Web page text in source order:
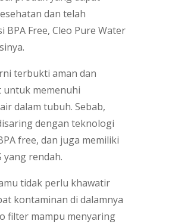
dan telah
BPA Free, Cleo Pure Water
terbukti aman dan
untuk memenuhi
dalam tubuh. Sebab,
dengan teknologi
free, dan juga memiliki
rendah.
tidak perlu khawatir
kontaminan di dalamnya
filter mampu menyaring